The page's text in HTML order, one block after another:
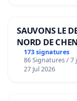
SAUVONS LE
NORD DE
173 signatures
86 Signatures / 7
27 Jul 2026